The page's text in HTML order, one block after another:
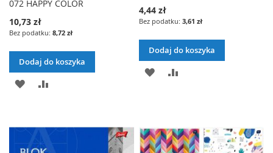
072 HAPPY COLOR
10,73 zł
8,72 zł
Dodaj do koszyka
DODAJ
LISTY
ŻYCZEŃ
4,44 zł
3,61 zł
Dodaj do koszyka
DODAJ
ŻYCZEŃ